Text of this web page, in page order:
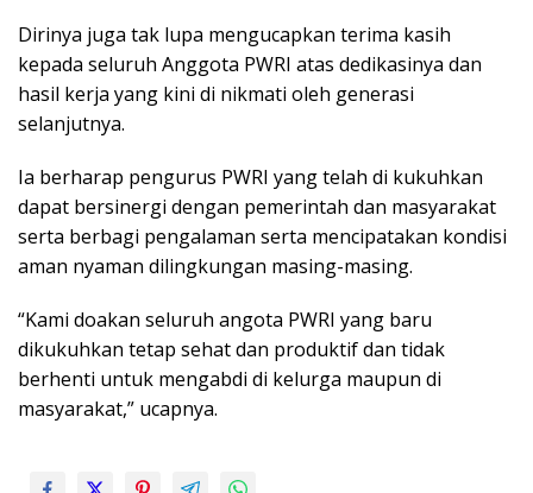
Dirinya juga tak lupa mengucapkan terima kasih
kepada seluruh Anggota PWRI atas dedikasinya dan
hasil kerja yang kini di nikmati oleh generasi
selanjutnya.
Ia berharap pengurus PWRI yang telah di kukuhkan
dapat bersinergi dengan pemerintah dan masyarakat
serta berbagi pengalaman serta mencipatakan kondisi
aman nyaman dilingkungan masing-masing.
“Kami doakan seluruh angota PWRI yang baru
dikukuhkan tetap sehat dan produktif dan tidak
berhenti untuk mengabdi di kelurga maupun di
masyarakat,” ucapnya.